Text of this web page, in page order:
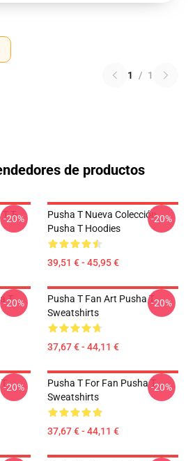
1 / 1
de productos
T-
-20%
Pusha T Nueva Colección
Pusha T Hoodies
39,51 € - 45,95 €
-20%
T
-20%
Pusha T Fan Art Pusha T
Sweatshirts
37,67 € - 44,11 €
-20%
-20%
Pusha T For Fan Pusha T
Sweatshirts
37,67 € - 44,11 €
-20%